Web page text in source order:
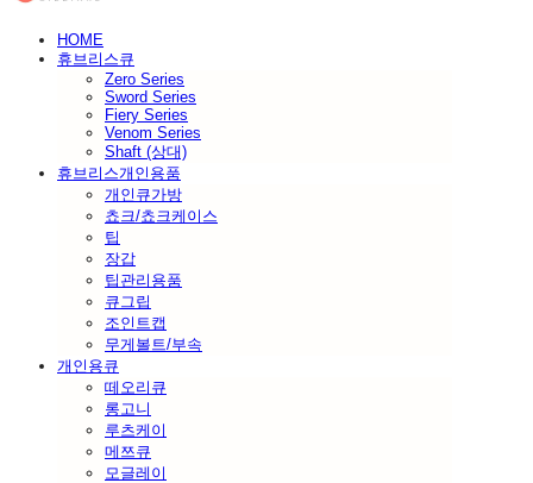
HOME
휴브리스큐
Zero Series
Sword Series
Fiery Series
Venom Series
Shaft (상대)
휴브리스개인용품
개인큐가방
쵸크/쵸크케이스
팁
장갑
팁관리용품
큐그립
조인트캡
무게볼트/부속
개인용큐
떼오리큐
롱고니
루츠케이
메쯔큐
모글레이